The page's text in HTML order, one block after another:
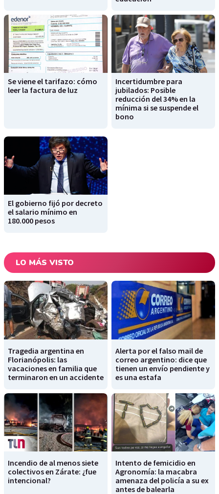
Se viene el tarifazo: cómo
leer la factura de luz
Incertidumbre para
jubilados: Posible
reducción del 34% en la
mínima si se suspende el
bono
El gobierno fijó por decreto
el salario mínimo en
180.000 pesos
LO MÁS VISTO
Tragedia argentina en
Florianópolis: las
vacaciones en familia que
terminaron en un accidente
Alerta por el falso mail de
correo argentino: dice que
tienen un envío pendiente y
es una estafa
Incendio de al menos siete
colectivos en Zárate: ¿fue
intencional?
Intento de femicidio en
Agronomía: la macabra
amenaza del policía a su ex
antes de balearla